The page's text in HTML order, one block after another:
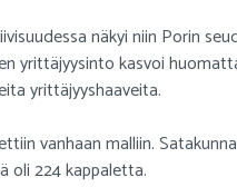
näkyi niin Porin
yrittäjyysinto kasvoi
yrittäjyyshaaveita.
vanhaan malliin.
oli 224 kappaletta.